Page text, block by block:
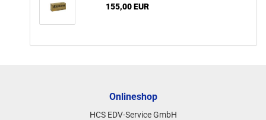
155,00 EUR
Onlineshop
HCS EDV-Service GmbH